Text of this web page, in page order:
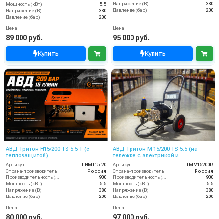
Мощность (кВт)
5.5
Напряжение (В)
380
Давление (бар)
200
Цена
89 000 руб.
Купить
Напряжение (В)
380
Давление (бар)
200
Цена
95 000 руб.
Купить
АВД Тритон H15/200 TS 5.5 T (с
теплозащитой)
Артикул
T-NMT15.20
Страна-производитель
Россия
Производительность (л/ч)
900
Мощность (кВт)
5.5
Напряжение (В)
380
Давление (бар)
200
Цена
80 000 руб.
АВД Тритон M 15/200 TS 5.5 (на
тележке с электрикой и
теплозащитой)
Артикул
T-TMM15200R
Страна-производитель
Россия
Производительность (л/ч)
900
Мощность (кВт)
5.5
Напряжение (В)
380
Давление (бар)
200
Цена
97 000 руб.